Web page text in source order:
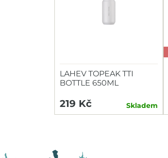
LAHEV TOPEAK TTI
BOTTLE 650ML
219 Kč Skladem